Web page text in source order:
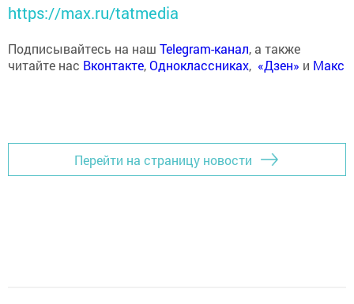
https://max.ru/tatmedia
Подписывайтесь на наш Telegram-канал, а также
читайте нас Вконтакте,Одноклассниках, «Дзен» и Макс
Перейти на страницу новости